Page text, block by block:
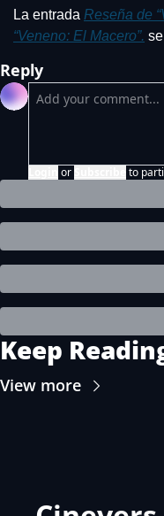
La entrada Reseña de
“Veneno: El Macero”.
Reply
or to
Keep
View more